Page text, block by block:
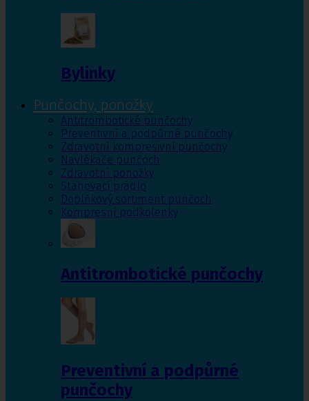
Bylinky
Punčochy, ponožky
Antitrombotické punčochy
Preventivní a podpůrné punčochy
Zdravotní kompresivní punčochy
Navlékače punčoch
Zdravotní ponožky
Stahovací prádlo
Doplňkový sortiment punčoch
Kompresní podkolenky
Antitrombotické punčochy
Preventivní a podpůrné
punčochy